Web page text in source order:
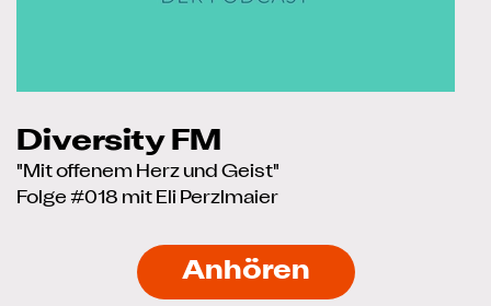
Diversity FM
"Mit offenem Herz und Geist"
Folge #018 mit Eli Perzlmaier
Anhören